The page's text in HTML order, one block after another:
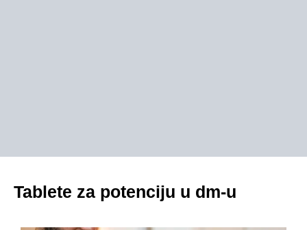
Tablete za potenciju u dm-u